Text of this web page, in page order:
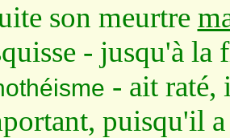
son meurtre
- jusqu'à la
- ait raté,
puisqu'il a